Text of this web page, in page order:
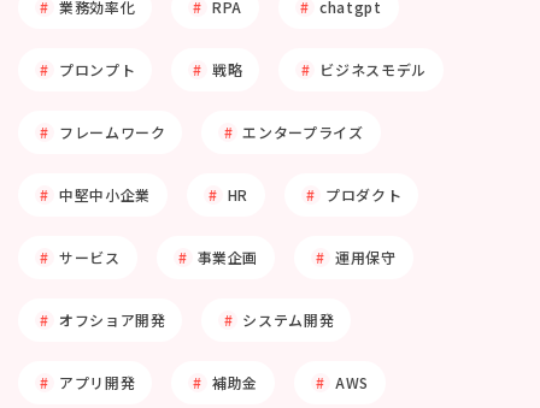
業務効率化 RPA chatgpt
プロンプト 戦略 ビジネスモデル
フレームワーク エンタープライズ
中堅中小企業 HR プロダクト
サービス 事業企画 運用保守
オフショア開発 システム開発
アプリ開発 補助金 AWS